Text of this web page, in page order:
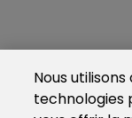
Nous
technologies